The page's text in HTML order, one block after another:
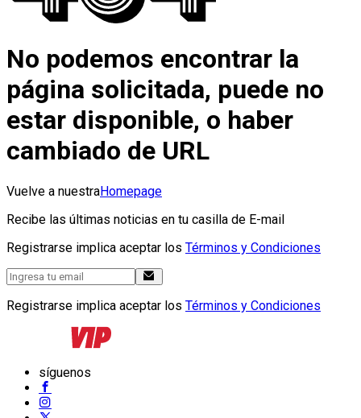
No podemos encontrar la
página solicitada, puede no
estar disponible, o haber
cambiado de URL
Vuelve a nuestraHomepage
Recibe las últimas noticias en tu casilla de E-mail
Registrarse implica aceptar los Términos y Condiciones
Registrarse implica aceptar los Términos y Condiciones
síguenos